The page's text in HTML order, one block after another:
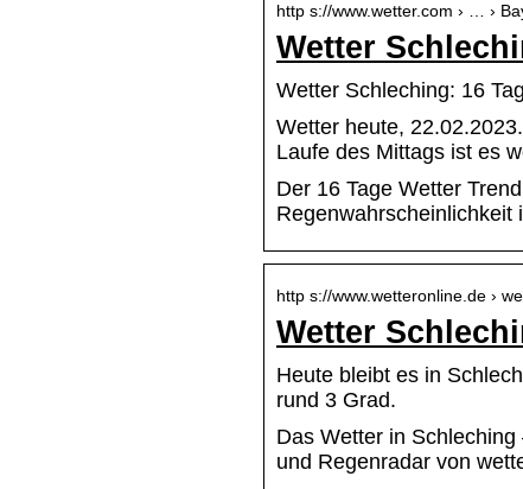
http s://www.wetter.com › … ›
Wetter
Wetter Schleching: 16
Wetter heute,
Laufe des Mittags ist es
Der 16 Tage Wetter
Regenwahrscheinlichkeit
http s://www.wetteronline.de ›
Wetter
Heute bleibt es in
rund 3 Grad.
Das Wetter in
und Regenradar von